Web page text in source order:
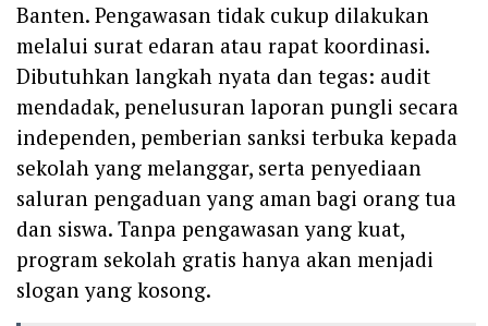
Banten. Pengawasan tidak cukup dilakukan
melalui surat edaran atau rapat koordinasi.
Dibutuhkan langkah nyata dan tegas: audit
mendadak, penelusuran laporan pungli secara
independen, pemberian sanksi terbuka kepada
sekolah yang melanggar, serta penyediaan
saluran pengaduan yang aman bagi orang tua
dan siswa. Tanpa pengawasan yang kuat,
program sekolah gratis hanya akan menjadi
slogan yang kosong.